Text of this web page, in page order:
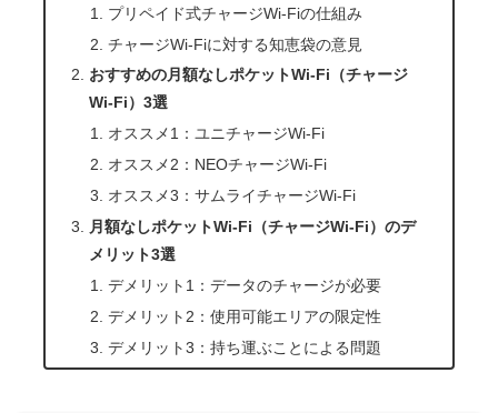
プリペイド式チャージWi-Fiの仕組み
チャージWi-Fiに対する知恵袋の意見
おすすめの月額なしポケットWi-Fi（チャージ
Wi-Fi）3選
オススメ1：ユニチャージWi-Fi
オススメ2：NEOチャージWi-Fi
オススメ3：サムライチャージWi-Fi
月額なしポケットWi-Fi（チャージWi-Fi）のデ
メリット3選
デメリット1：データのチャージが必要
デメリット2：使用可能エリアの限定性
デメリット3：持ち運ぶことによる問題